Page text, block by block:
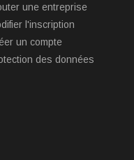
une entreprise
l'inscription
un compte
des données